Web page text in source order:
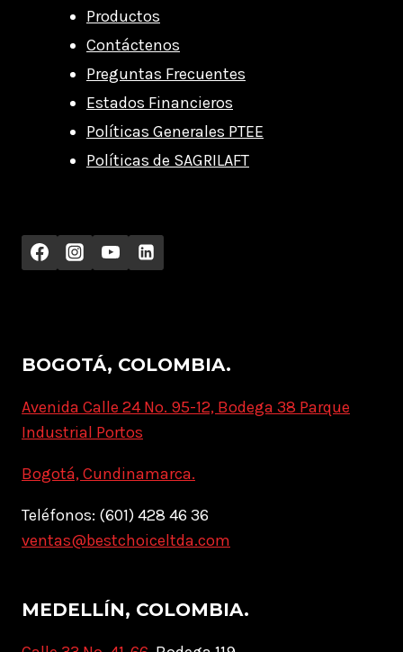
Productos
Contáctenos
Preguntas Frecuentes
Estados Financieros
Políticas Generales PTEE
Políticas de SAGRILAFT
BOGOTÁ, COLOMBIA.
Avenida Calle 24 No. 95-12, Bodega 38 Parque
Industrial Portos
Bogotá, Cundinamarca.
Teléfonos: (601) 428 46 36
ventas@bestchoiceltda.com
MEDELLÍN, COLOMBIA.